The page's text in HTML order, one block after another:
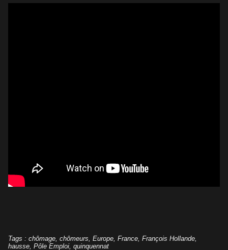
Tags : chômage, chômeurs, Europe, France, François Hollande,
hausse, Pôle Emploi, quinquennat